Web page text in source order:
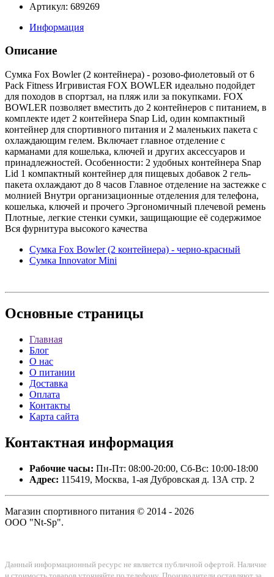
Артикул: 689269
Информация
Описание
Сумка Fox Bowler (2 контейнера) - розово-фиолетовый от 6
Pack Fitness Игривистая FOX BOWLER идеально подойдет
для походов в спортзал, на пляж или за покупками. FOX
BOWLER позволяет вместить до 2 контейнеров с питанием, в
комплекте идет 2 контейнера Snap Lid, один компактный
контейнер для спортивного питания и 2 маленьких пакета с
охлаждающим гелем. Включает главное отделение с
карманами для кошелька, ключей и других аксессуаров и
принадлежностей. Особенности: 2 удобных контейнера Snap
Lid 1 компактный контейнер для пищевых добавок 2 гель-
пакета охлаждают до 8 часов Главное отделение на застежке с
молнией Внутри организационные отделения для телефона,
кошелька, ключей и прочего Эргономичный плечевой ремень
Плотные, легкие стенки сумки, защищающие её содержимое
Вся фурнитура высокого качества
Сумка Fox Bowler (2 контейнера) - черно-красный
Сумка Innovator Mini
Основные страницы
Главная
Блог
О нас
О питании
Доставка
Оплата
Контакты
Карта сайта
Контактная информация
Рабочие часы: Пн-Пт: 08:00-20:00, Сб-Вс: 10:00-18:00
Адрес: 115419, Москва, 1-ая Дубровская д. 13А стр. 2
Магазин спортивного питания © 2014 - 2026
ООО "Nt-Sp".
Данный информационный ресурс не является публичной офертой. Наличие